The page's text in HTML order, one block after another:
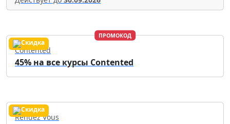
ПРОМОКОД
Contented
45% на все курсы Contented
Rendez Vous